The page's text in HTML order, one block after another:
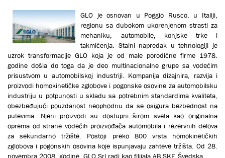
GLO je osnovan u Poggio Rusco, u Italiji,
regionu sa dubokom ukorenjenom strasti za
mehaniku, automobile, konjske trke i
takmičenja. Stalni napredak u tehnologiji je
uzrok transformacije GLO koja je od male porodične firme 1978.
godine došla do toga da je deo multinacionalne grupe sa vodećim
prisustvom u automobilskoj industriji. Кompanija dizajnira, razvija i
proizvodi homokinetičke zglobove i pogonske osovine za automobilsku
industriju u potpunosti u skladu sa potrebnim standardima kvaliteta,
obezbeđujući pouzdanost neophodnu da se osigura bezbednost na
putevima. Njeni proizvodi su dostupni širom sveta kao originalna
oprema od strane vodećih proizvođača automobila i rezervnih delova
za sekundarno tržište. Postoji preko 800 vrsta homokinetičkih
zglobova i pogonskih osovina koje ispunjavaju zahteve tržišta. Od 28.
novembra 2008. godine, GLO Srl radi kao filijala AB SКF, Švedska.